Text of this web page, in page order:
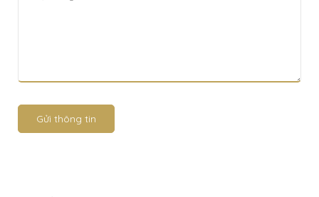
Gửi thông tin